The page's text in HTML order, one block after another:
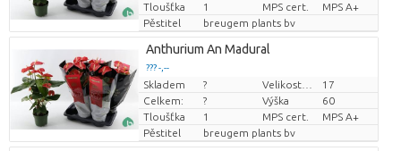
Tloušťka
1 MPS cert.
MPS A+
Pěstitel
breugem plants bv
Anthurium An Madural
??? -,--
Cena za kus
Skladem ?
17
Celkem:
? Výška
60
Tloušťka
1 MPS cert.
MPS A+
Pěstitel
breugem plants bv